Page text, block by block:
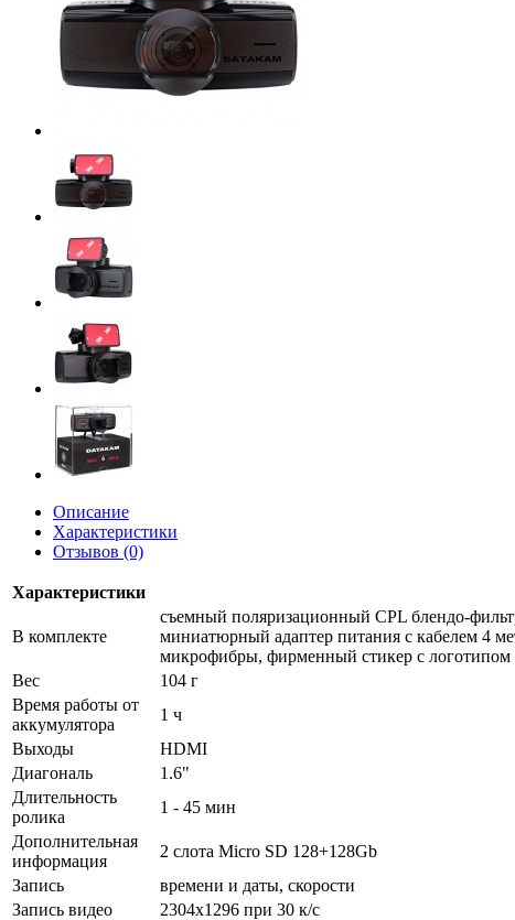
Описание
Характеристики
Отзывов (0)
Характеристики
В комплекте
съемный поляризационный CPL блендо-
миниатюрный адаптер питания с кабелем 4
микрофибры, фирменный стикер с
Вес
104 г
Время работы от
аккумулятора
1 ч
Выходы
HDMI
Диагональ
1.6"
Длительность
ролика
1 - 45 мин
Дополнительная
информация
2 слота Micro SD 128+128Gb
Запись
времени и даты, скорости
Запись видео
2304x1296 при 30 к/с